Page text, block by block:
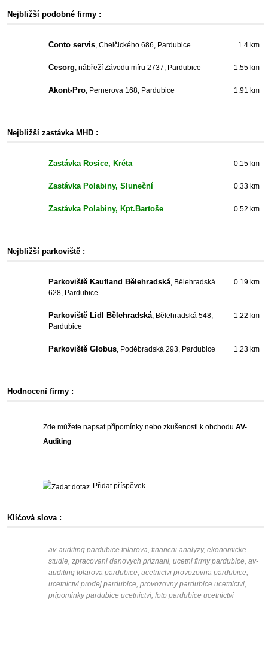
Nejbližší podobné firmy :
Conto servis, Chelčického 686, Pardubice 1.4 km
Cesorg, nábřeží Závodu míru 2737, Pardubice 1.55 km
Akont-Pro, Pernerova 168, Pardubice 1.91 km
Nejbližší zastávka MHD :
Zastávka Rosice, Kréta 0.15 km
Zastávka Polabiny, Sluneční 0.33 km
Zastávka Polabiny, Kpt.Bartoše 0.52 km
Nejbližší parkoviště :
Parkoviště Kaufland Bělehradská, Bělehradská
628, Pardubice
0.19 km
Parkoviště Lidl Bělehradská, Bělehradská 548,
Pardubice
1.22 km
Parkoviště Globus, Poděbradská 293, Pardubice 1.23 km
Hodnocení firmy :
Zde můžete napsat přípomínky nebo zkušenosti k obchoduAV-
Auditing
Přidat příspěvek
Klíčová slova :
av-auditing pardubice tolarova, financni analyzy, ekonomicke
studie, zpracovani danovych priznani, ucetni firmy pardubice, av-
auditing tolarova pardubice, ucetnictvi provozovna pardubice,
ucetnictvi prodej pardubice, provozovny pardubice ucetnictvi,
pripominky pardubice ucetnictvi, foto pardubice ucetnictvi